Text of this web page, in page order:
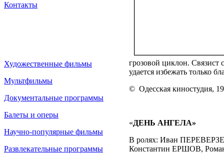
Контакты
Художественные фильмы
Мультфильмы
Документальные программы
Балеты и оперы
Научно-популярные фильмы
Развлекательные программы
грозовой циклон. Связист
удается избежать только
© Одесская киностудия,
«ДЕНЬ АНГЕЛА»
В ролях: Иван
Константин ЕРШОВ,